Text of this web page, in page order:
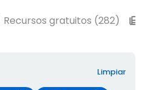
Recursos gratuitos (282)
Limpiar